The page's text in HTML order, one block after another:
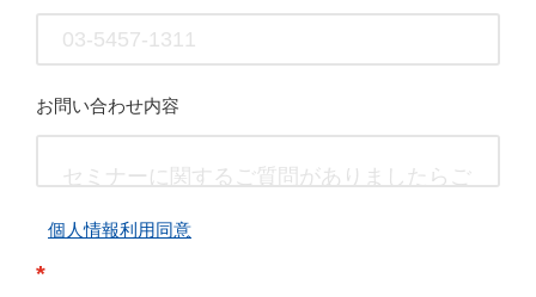
お問い合わせ内容
個人情報利用同意
*